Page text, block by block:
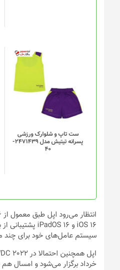
ست تاپ و شلوارک ورزشی
پسرانه تیتیش مدل 2471439-
40
سیستم عامل‌های خود برای چند
خرداد برگزار می‌شود و امسال هم